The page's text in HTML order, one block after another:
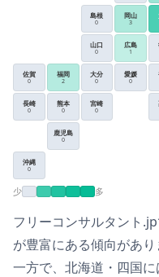
島根
0
岡山
3
山口
0
広島
1
愛媛
0
大分
0
佐賀
0
福岡
2
長崎
0
熊本
0
宮崎
0
鹿児島
0
沖縄
0
少 多
フリーコンサルタント.jp
が豊富にある傾向があり
一方で、 北海道・四国に